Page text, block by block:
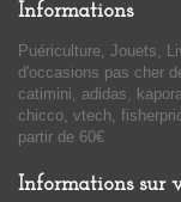
Informations
Puériculture, Jouets,
d'occasions pas cher
catimini, adidas,
chicco, vtech,
partir de 60€
Informations sur